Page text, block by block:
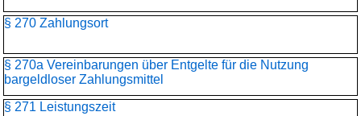
§ 270 Zahlungsort
§ 270a Vereinbarungen über Entgelte für die Nutzung
bargeldloser Zahlungsmittel
§ 271 Leistungszeit